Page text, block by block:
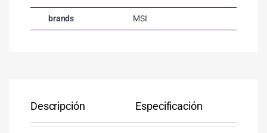
brands MSI
Descripción Especificación